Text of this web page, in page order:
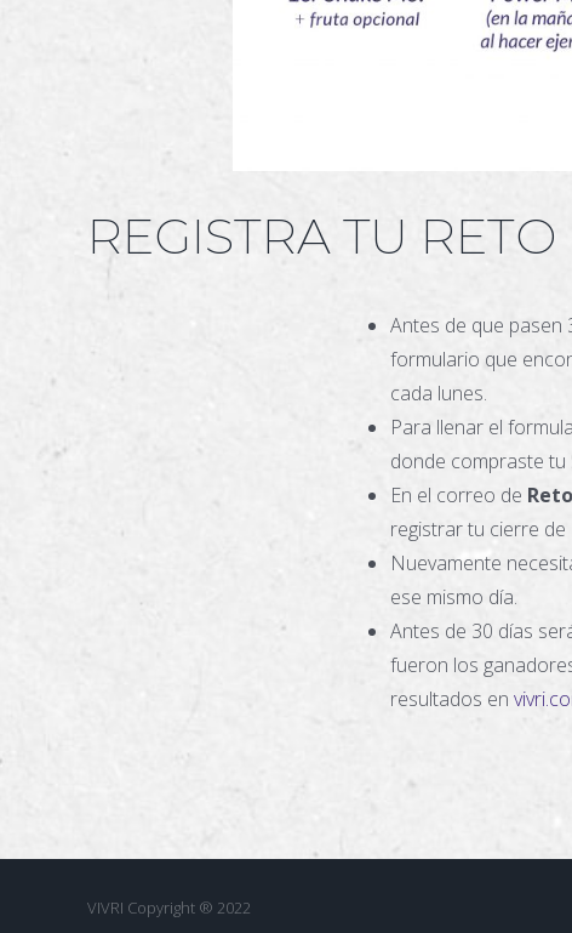
REGISTRA TU RETO
Antes de que pasen
formulario que
cada lunes.
Para llenar el
donde compraste tu
En el correo de
registrar tu cierre de
Nuevamente
ese mismo día.
Antes de 30 días
fueron los
resultados en
VIVRI Copyright ® 2022